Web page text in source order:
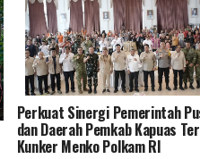
Perkuat Sinergi Pemerintah
dan Daerah Pemkab Kapuas
Kunker Menko Polkam RI